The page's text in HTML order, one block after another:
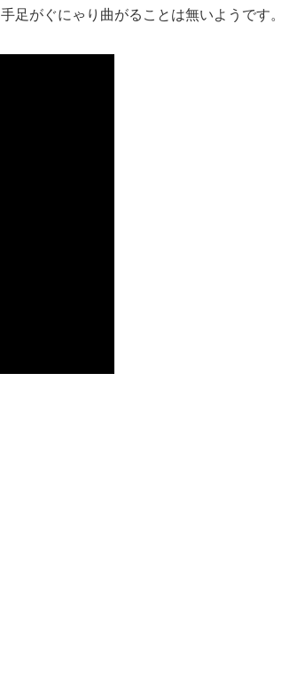
足がぐにゃり曲がることは無いようです。